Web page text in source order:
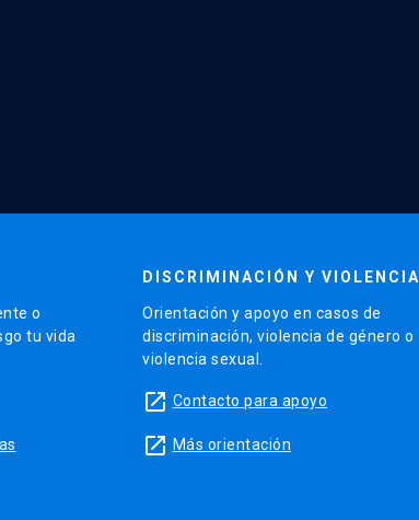
o
tu vida
DISCRIMINACIÓN Y VIOLENCIA
Orientación y apoyo en casos de
discriminación, violencia de género o
violencia sexual.
launch Contacto para apoyo
launch Más orientación